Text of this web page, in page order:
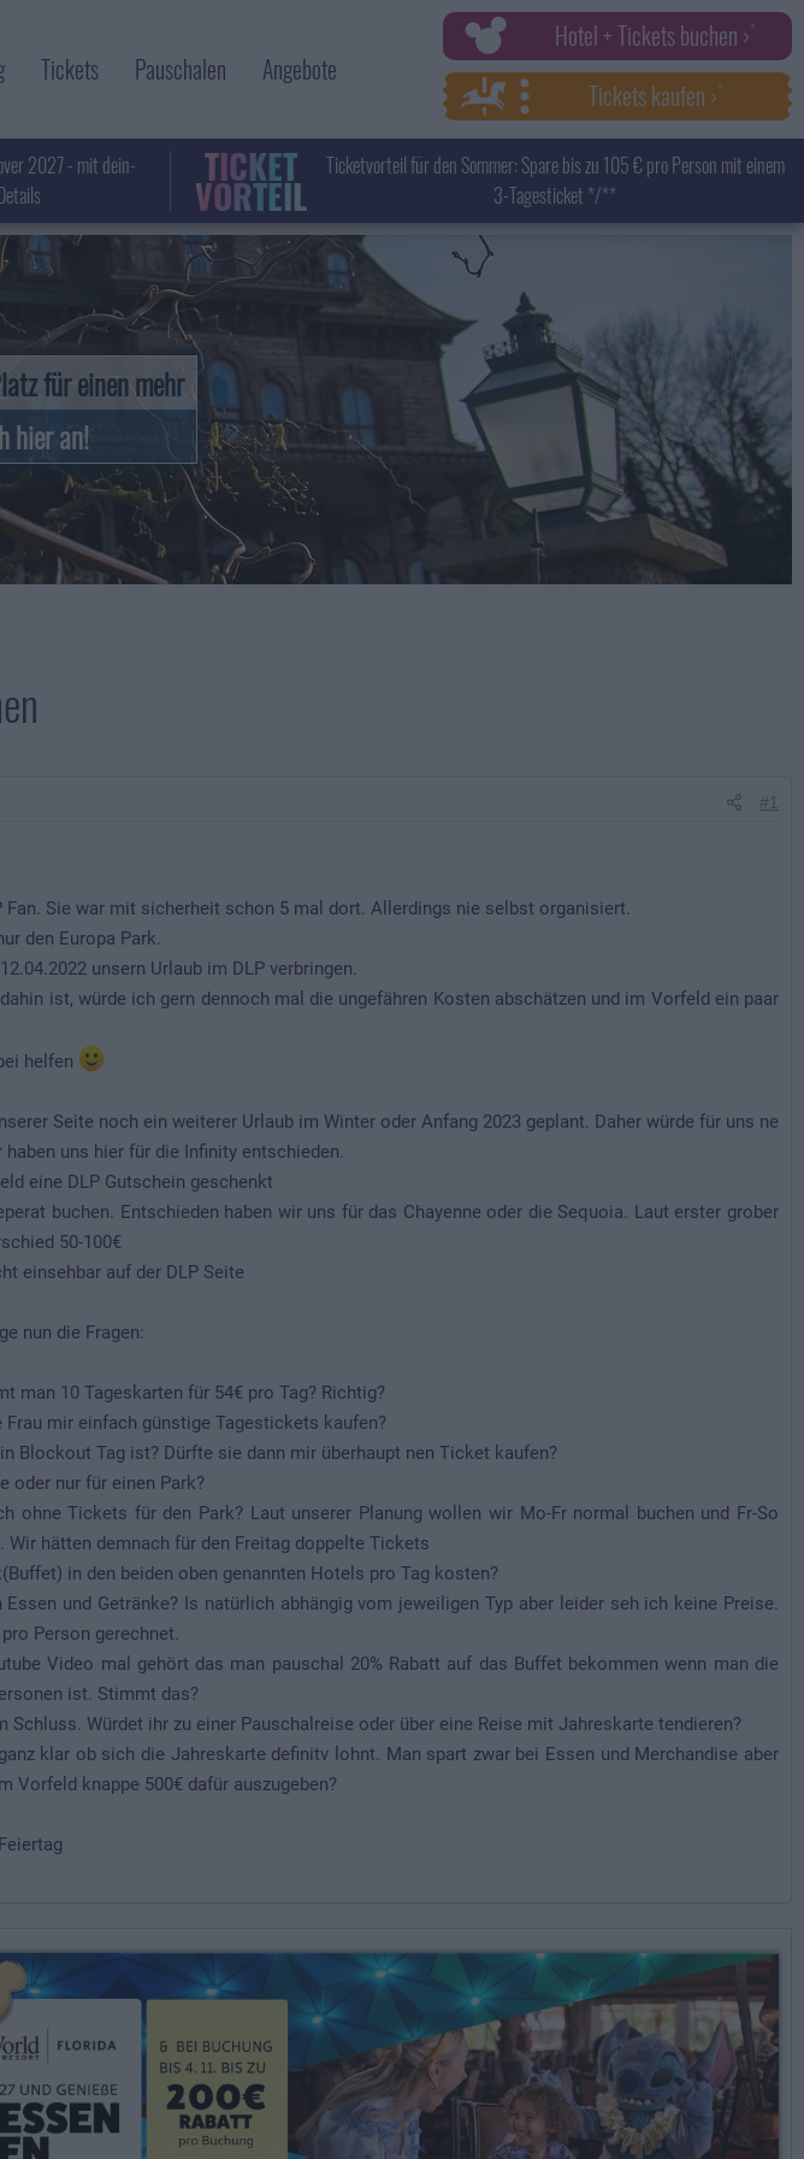
Tickets Pauschalen Angebote
Hotel + Tickets buchen ›
Tickets kaufen ›
2027 - mit dein-
TICKET
VORTEIL
Ticketvorteil für den Sommer: Spare bis zu 105 € pro Person mit einem
3-Tagesticket */**
für einen mehr
hier an!
#1
Fan. Sie war mit sicherheit schon 5 mal dort. Allerdings nie selbst organisiert.
den Europa Park.
unsern Urlaub im DLP verbringen.
ist, würde ich gern dennoch mal die ungefähren Kosten abschätzen und im Vorfeld ein paar
helfen
Seite noch ein weiterer Urlaub im Winter oder Anfang 2023 geplant. Daher würde für uns ne
uns hier für die Infinity entschieden.
eine DLP Gutschein geschenkt
buchen. Entschieden haben wir uns für das Chayenne oder die Sequoia. Laut erster grober
50-100€
einsehbar auf der DLP Seite
nun die Fragen:
man 10 Tageskarten für 54€ pro Tag? Richtig?
mir einfach günstige Tagestickets kaufen?
Blockout Tag ist? Dürfte sie dann mir überhaupt nen Ticket kaufen?
oder nur für einen Park?
ohne Tickets für den Park? Laut unserer Planung wollen wir Mo-Fr normal buchen und Fr-So
Wir hätten demnach für den Freitag doppelte Tickets
in den beiden oben genannten Hotels pro Tag kosten?
und Getränke? Is natürlich abhängig vom jeweiligen Typ aber leider seh ich keine Preise.
Person gerechnet.
Video mal gehört das man pauschal 20% Rabatt auf das Buffet bekommen wenn man die
ist. Stimmt das?
Schluss. Würdet ihr zu einer Pauschalreise oder über eine Reise mit Jahreskarte tendieren?
klar ob sich die Jahreskarte definitv lohnt. Man spart zwar bei Essen und Merchandise aber
Vorfeld knappe 500€ dafür auszugeben?